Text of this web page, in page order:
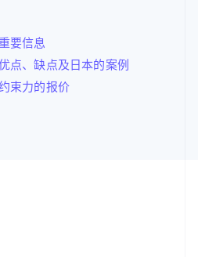
要信息
点、缺点及日本的案例
束力的报价